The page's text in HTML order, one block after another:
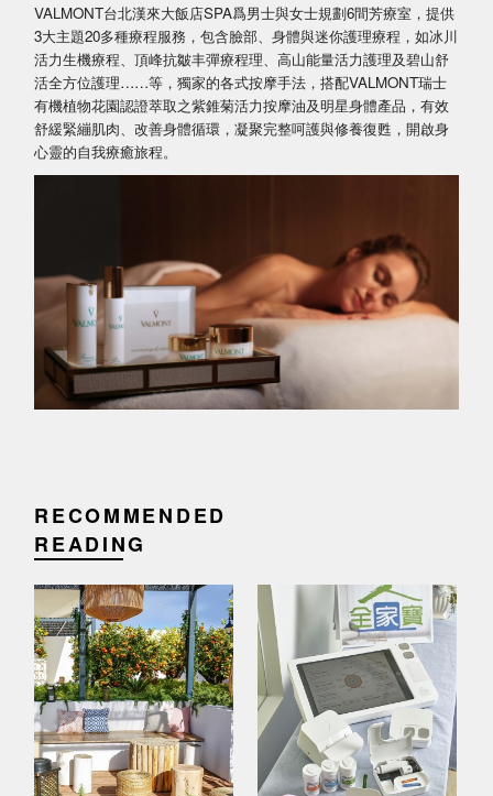
VALMONT台北漢來大飯店SPA爲男士與女士規劃6間芳療室，提供
3大主題20多種療程服務，包含臉部、身體與迷你護理療程，如冰川
活力生機療程、頂峰抗皺丰彈療程理、高山能量活力護理及碧山舒
活全方位護理……等，獨家的各式按摩手法，搭配VALMONT瑞士
有機植物花園認證萃取之紫錐菊活力按摩油及明星身體產品，有效
舒緩緊繃肌肉、改善身體循環，凝聚完整呵護與修養復甦，開啟身
心靈的自我療癒旅程。
RECOMMENDED
READING